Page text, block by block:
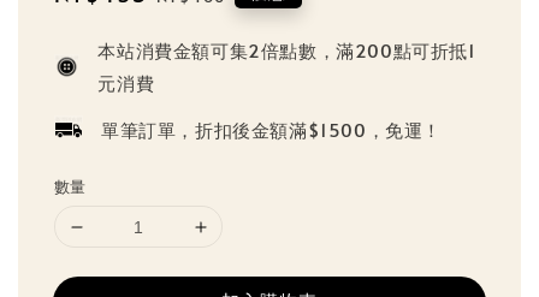
本站消費金額可集2倍點數，滿200點可折抵1
元消費
單筆訂單，折扣後金額滿$1500，免運！
數量